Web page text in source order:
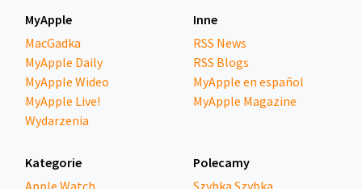
MyApple
MacGadka
MyApple Daily
MyApple Wideo
MyApple Live!
Wydarzenia
Inne
RSS News
RSS Blogs
MyApple en español
MyApple Magazine
Kategorie
Polecamy